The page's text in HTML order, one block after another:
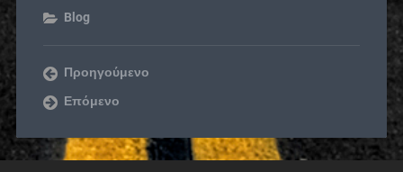
Blog
Προηγούμενο
Επόμενο